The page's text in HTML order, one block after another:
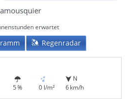
erwartet
Regenradar
5 % 0 l/m²
N
6 km/h